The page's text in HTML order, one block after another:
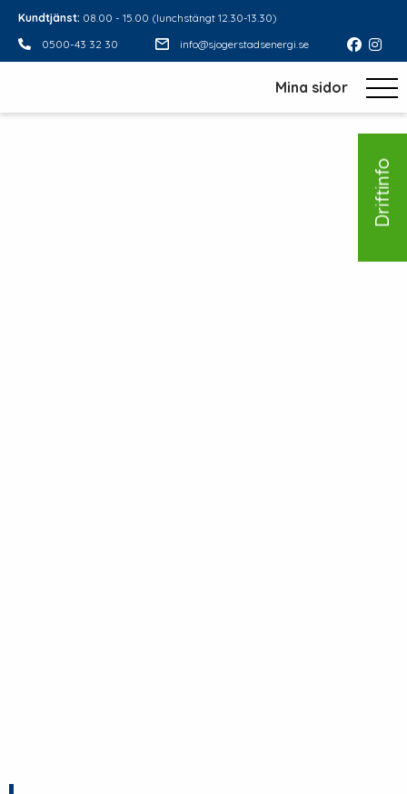
Driftinfo
Kundtjänst: 08.00 - 15.00 (lunchstängt 12.30-13.30)
0500-43 32 30
info@sjogerstadsenergi.se
Mina sidor